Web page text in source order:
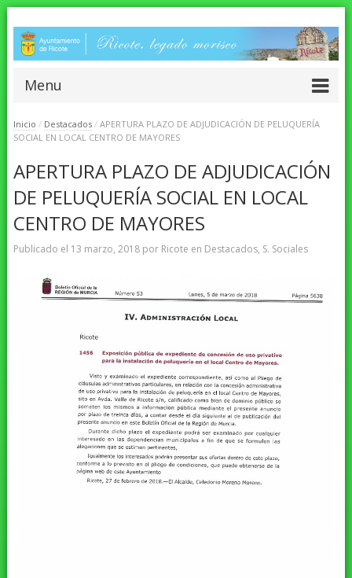
Menu
Inicio / Destacados / APERTURA PLAZO DE ADJUDICACIÓN DE PELUQUERÍA
SOCIAL EN LOCAL CENTRO DE MAYORES
APERTURA PLAZO DE ADJUDICACIÓN
DE PELUQUERÍA SOCIAL EN LOCAL
CENTRO DE MAYORES
Publicado el 13 marzo, 2018por Ricote en Destacados, S. Sociales